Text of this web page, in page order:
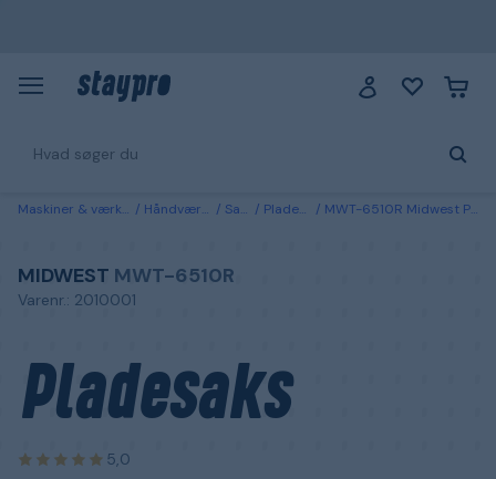
Maskiner & værktøj Håndværktøj Sakse Pladesakse MWT-6510R Midwest Pladesaks Højre
MIDWEST MWT-6510R
Varenr.: 2010001
Pladesaks
5,0